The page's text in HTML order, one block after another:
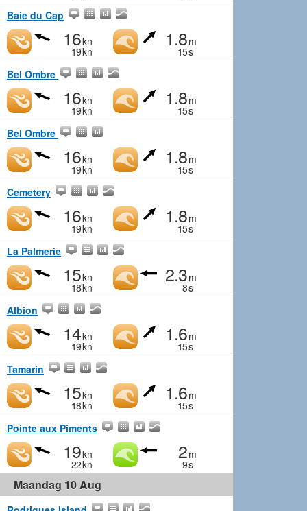
Baie du Cap
16kn
19kn
1.8m
15s
Bel Ombre
16kn
19kn
1.8m
15s
Bel Ombre
16kn
19kn
1.8m
15s
Cemetery
16kn
19kn
1.8m
15s
La Palmerie
15kn
18kn
2.3m
8s
Albion
14kn
19kn
1.6m
15s
Tamarin
15kn
18kn
1.6m
15s
Pointe aux Piments
19kn
22kn
2m
9s
Maandag 10 Aug